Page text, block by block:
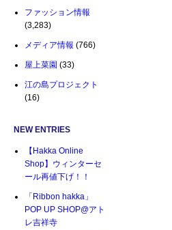
ファッション情報
(3,283)
メディア情報 (766)
屋上菜園 (33)
江の島プロジェクト
(16)
NEW ENTRIES
【Hakka Online
Shop】ウィンターセ
ール再値下げ！！
「Ribbon hakka」
POP UP SHOP@アト
レ吉祥寺